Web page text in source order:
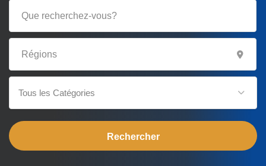
Tous les Catégories